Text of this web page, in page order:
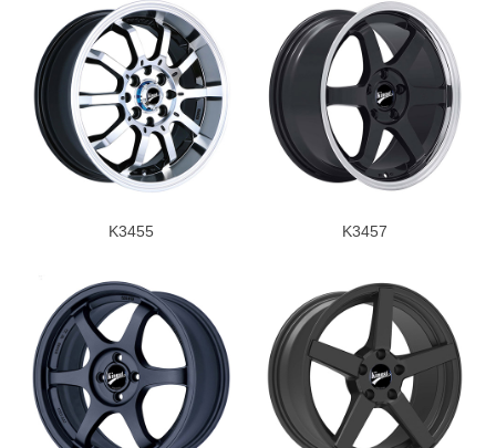
K3455 K3457